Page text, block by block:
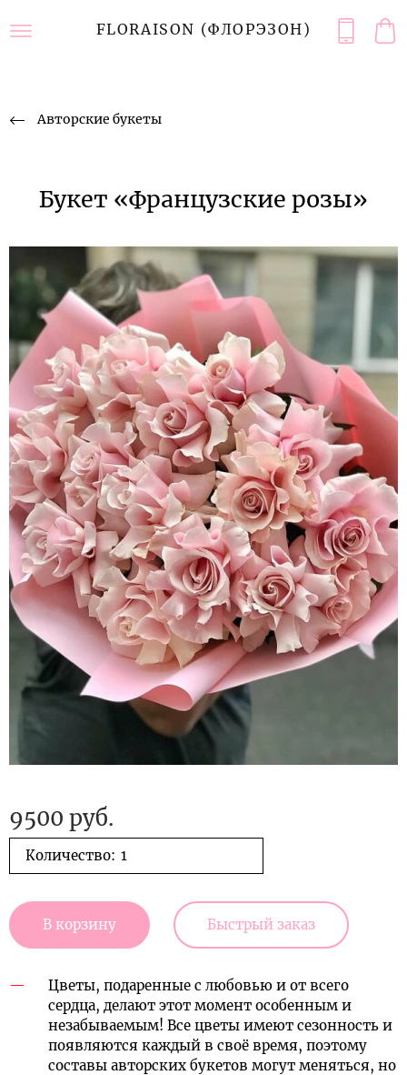
FLORAISON (ФЛОРЭЗОН)
Авторские букеты
Букет «Французские розы»
9500 руб.
Количество:
В корзину Быстрый заказ
Цветы, подаренные с любовью и от всего
сердца, делают этот момент особенным и
незабываемым! Все цветы имеют сезонность и
появляются каждый в своё время, поэтому
составы авторских букетов могут меняться, но